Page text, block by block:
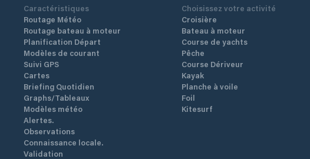
Caractéristiques
Routage Météo
Routage bateau à moteur
Planification Départ
Modèles de courant
Suivi GPS
Cartes
Briefing Quotidien
Graphs/Tableaux
Modèles météo
Alertes.
Observations
Connaissance locale.
Validation
Choisissez votre activité
Croisière
Bateau à moteur
Course de yachts
Pêche
Course Dériveur
Kayak
Planche à voile
Foil
Kitesurf